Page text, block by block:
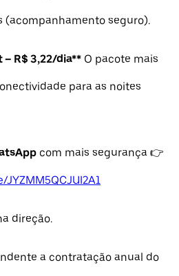
(acompanhamento seguro).
R$ 3,22/dia** O pacote mais
para as noites
com mais segurança 👉
direção.
a contratação anual do